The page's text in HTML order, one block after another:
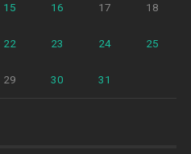
15 16 17 18
22 23 24 25
29 30 31